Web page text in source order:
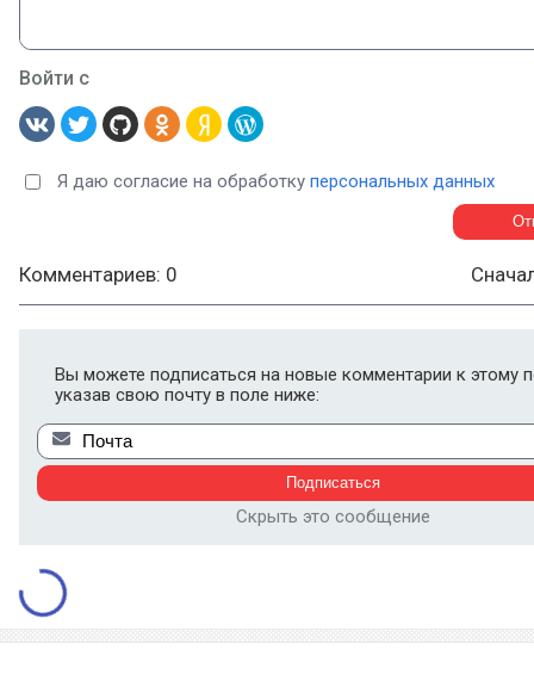
Войти с
Я даю согласие на обработку персональных данных
Комментариев: 0
Вы можете подписаться на новые комментарии к этому
указав свою почту в поле ниже:
Скрыть это сообщение